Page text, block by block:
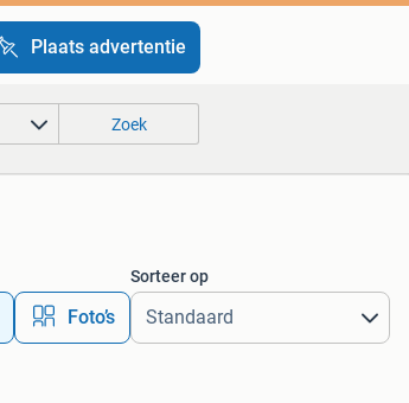
Plaats advertentie
Zoek
Foto’s
Sorteer op